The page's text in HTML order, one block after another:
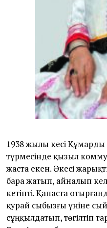
1938 жылы әкесі
түрмесінде қызыл
жаста екен. Әкесі
бара жатып, айналып
кетіпті. Қапаста
қурай сыбызғы үніне
сұңқылдатып, төгілтіп